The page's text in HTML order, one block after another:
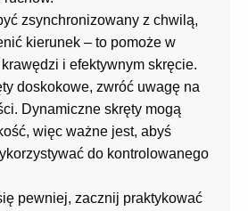
zsynchronizowany z chwilą,
kierunek – to pomoże w
i efektywnym skręcie.
doskokowe, zwróć uwagę na
Dynamiczne skręty mogą
więc ważne jest, abyś
do kontrolowanego
pewniej, zacznij praktykować